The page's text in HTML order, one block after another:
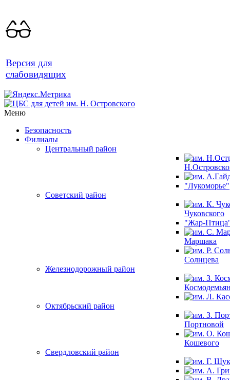
Версия для
слабовидящих
Меню
Безопасность
Филиалы
Центральный район
"Лукоморье"
Советский район
Чуковского
"Жар-
Маршака
Солнцева
Железнодорожный район
Октябрьский район
Портновой
Кошевого
Свердловский район